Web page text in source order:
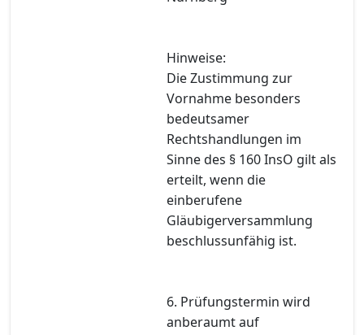
Hinweise:
Die Zustimmung zur
Vornahme besonders
bedeutsamer
Rechtshandlungen im
Sinne des § 160 InsO gilt als
erteilt, wenn die
einberufene
Gläubigerversammlung
beschlussunfähig ist.
6. Prüfungstermin wird
anberaumt auf